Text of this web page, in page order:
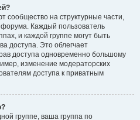
сообщество на структурные части,
Каждый пользователь
и каждой группе могут быть
доступа. Это облегчает
доступа одновременно большому
изменение модераторских
доступа к приватным
группе, ваша группа по